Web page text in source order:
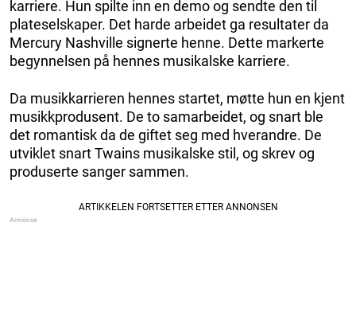
karriere. Hun spilte inn en demo og sendte den til
plateselskaper. Det harde arbeidet ga resultater da
Mercury Nashville signerte henne. Dette markerte
begynnelsen på hennes musikalske karriere.
Da musikkarrieren hennes startet, møtte hun en kjent
musikkprodusent. De to samarbeidet, og snart ble
det romantisk da de giftet seg med hverandre. De
utviklet snart Twains musikalske stil, og skrev og
produserte sanger sammen.